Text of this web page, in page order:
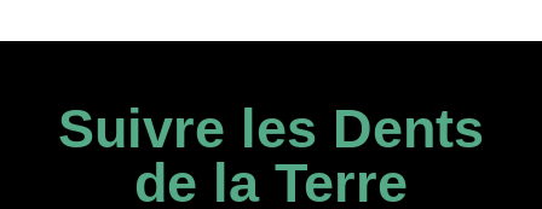
Suivre les Dents
de la Terre